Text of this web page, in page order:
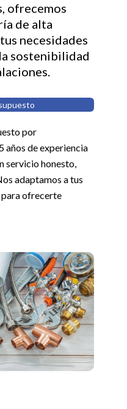
ofrecemos
de alta
necesidades
sostenibilidad
por
años de experiencia
servicio honesto,
adaptamos a tus
ofrecerte